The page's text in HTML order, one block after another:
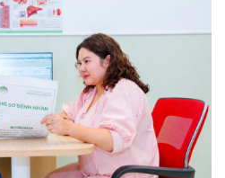
Podcast
Câu chuyện thời sự